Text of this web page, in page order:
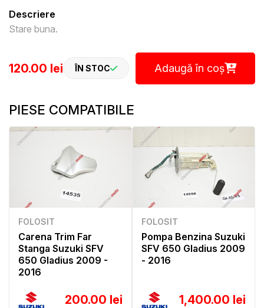
Descriere
Stare buna.
120.00 lei ÎN STOC Adaugă în coș
PIESE COMPATIBILE
FOLOSIT
Carena Trim Far
Stanga Suzuki SFV
650 Gladius 2009 -
2016
200.00 lei
FOLOSIT
Pompa Benzina Suzuki
SFV 650 Gladius 2009
- 2016
1,400.00 lei